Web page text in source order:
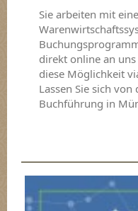
Sie arbeiten mit
direkt online an
diese Möglichkeit
Lassen Sie sich
Buchführung in